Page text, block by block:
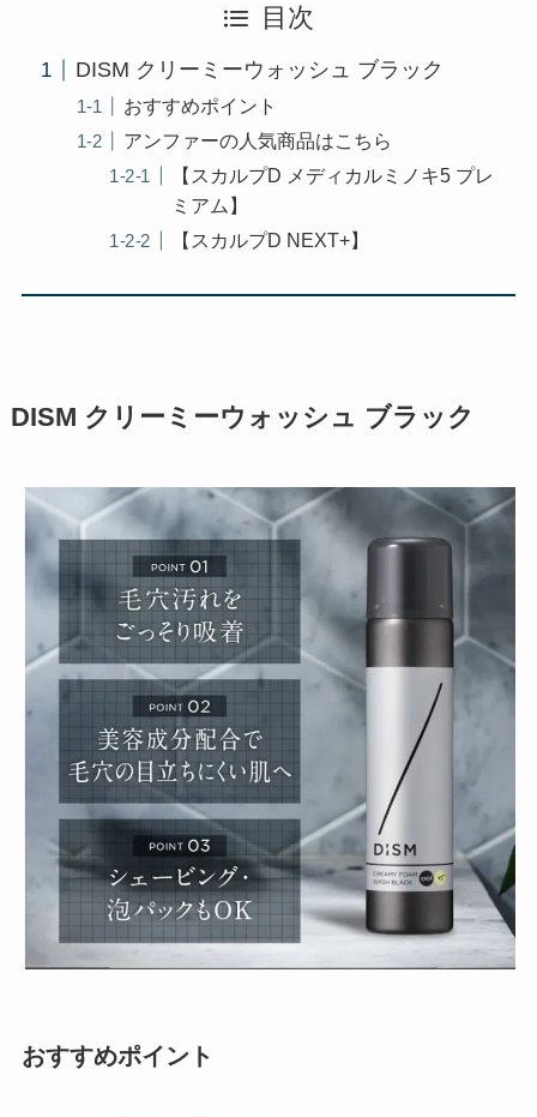
目次
DISM クリーミーウォッシュ ブラック
おすすめポイント
アンファーの人気商品はこちら
【スカルプD メディカルミノキ5 プレ
ミアム】
【スカルプD NEXT+】
DISM クリーミーウォッシュ ブラック
おすすめポイント